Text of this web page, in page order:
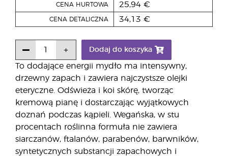
To dodające energii mydło ma intensywny,
drzewny zapach i zawiera najczystsze olejki
eteryczne. Odświeża i koi skórę, tworząc
kremową pianę i dostarczając wyjątkowych
doznań podczas kąpieli. Wegańska, w stu
procentach roślinna formuła nie zawiera
siarczanów, ftalanów, parabenów, barwników,
syntetycznych substancji zapachowych i
CENA HURTOWA 25,94 €
CENA DETALICZNA 34,13 €
Dodaj do koszyka